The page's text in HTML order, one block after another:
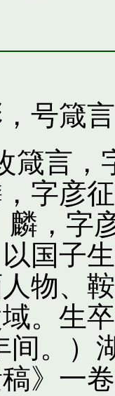
号箴言
箴言，
字彦
，字
国子
物、
。生
间。
》一